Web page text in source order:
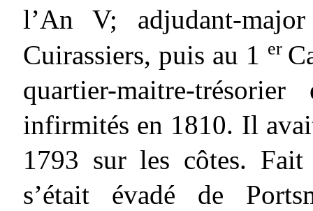
l’An V; adjudant-
Cuirassiers, puis au 1 er
quartier-maitre-
infirmités en 1810. Il
1793 sur les côtes.
s’était évadé de